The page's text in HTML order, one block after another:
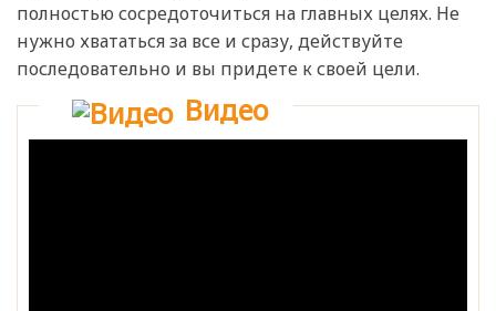
полностью сосредоточиться на главных целях. Не
нужно хвататься за все и сразу, действуйте
последовательно и вы придете к своей цели.
Видео